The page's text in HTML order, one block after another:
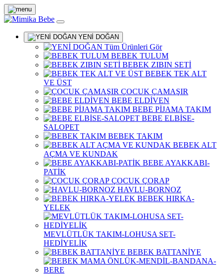
YENİ DOĞAN
Tüm Ürünleri Gör
BEBEK TULUM
BEBEK ZIBIN SETİ
BEBEK TEK ALT
VE ÜST
ÇOCUK ÇAMAŞIR
BEBE ELDİVEN
BEBE PİJAMA TAKIM
BEBE ELBİSE-
SALOPET
BEBEK TAKIM
BEBEK ALT
AÇMA VE KUNDAK
BEBE AYAKKABI-
PATİK
ÇOCUK ÇORAP
HAVLU-BORNOZ
BEBEK HIRKA-
YELEK
MEVLÜTLÜK TAKIM-LOHUSA SET-
HEDİYELİK
BEBEK BATTANİYE